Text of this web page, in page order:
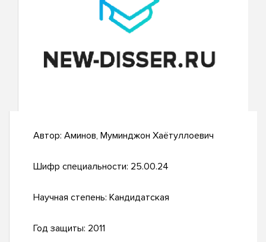
Автор: Аминов, Муминджон Хаётуллоевич
Шифр специальности: 25.00.24
Научная степень: Кандидатская
Год защиты: 2011